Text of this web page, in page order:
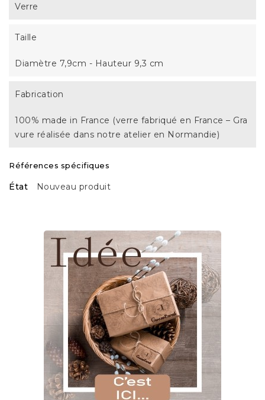
Verre
Taille
Diamètre 7,9cm - Hauteur 9,3 cm
Fabrication
100% made in France (verre fabriqué en France – Gra
vure réalisée dans notre atelier en Normandie)
Références spécifiques
État Nouveau produit